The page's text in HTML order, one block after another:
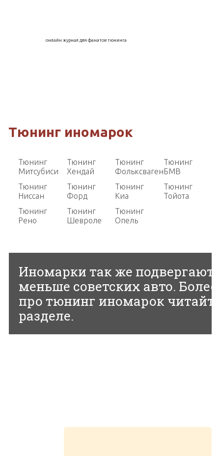
онлайн журнал для фанатов тюнинга
Тюнинг иномарок
Тюнинг
Митсубиси
Тюнинг
Хендай
Тюнинг
Фольксваген
Тюнинг
БМВ
Тюнинг
Ниссан
Тюнинг
Форд
Тюнинг
Киа
Тюнинг
Тойота
Тюнинг
Рено
Тюнинг
Шевроле
Тюнинг
Опель
Иномарки так же
меньше советских авто.
про тюнинг иномарок
разделе.